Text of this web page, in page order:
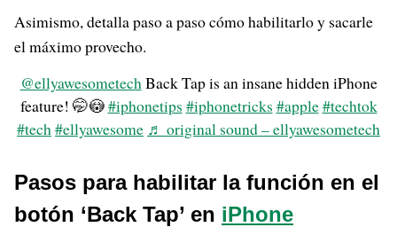
Asimismo, detalla paso a paso cómo habilitarlo y sacarle
el máximo provecho.
@ellyawesometechBack Tap is an insane hidden iPhone
feature! 🤭😳#iphonetips #iphonetricks #apple#techtok
#tech#ellyawesome ♬ original sound – ellyawesometech
Pasos para habilitar la función en el
botón ‘Back Tap’ en iPhone